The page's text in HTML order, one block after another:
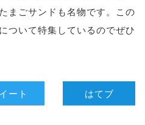
まごサンドも名物です。この
ついて特集しているのでぜひ
ート はてブ